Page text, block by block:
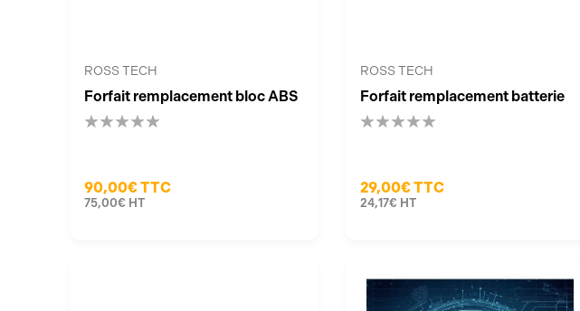
ROSS TECH
Forfait remplacement bloc ABS
90,00€TTC
75,00€ HT
ROSS TECH
Forfait remplacement batterie
29,00€TTC
24,17€ HT